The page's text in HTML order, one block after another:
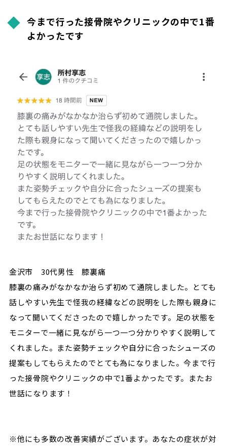
今まで行った接骨院やクリニックの中で1番
よかったです
金沢市 30代男性 膝裏痛
膝裏の痛みがなかなか治らず初めて通院しました。とても
話しやすい先生で怪我の経緯などの説明をした際も親身に
なって聞いてくださったので嬉しかったです。足の状態を
モニターで一緒に見ながら一つ一つ分かりやすく説明して
くれました。また姿勢チェックや自分に合ったシューズの
提案もしてもらえたのでとても為になりました。今まで行
った接骨院やクリニックの中で1番よかったです。またお
世話になります！
※他にも多数の改善実績がございます。あなたの症状が対